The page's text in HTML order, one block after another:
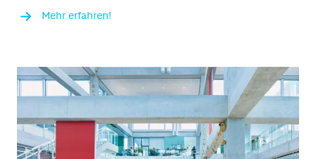
Mehr erfahren!